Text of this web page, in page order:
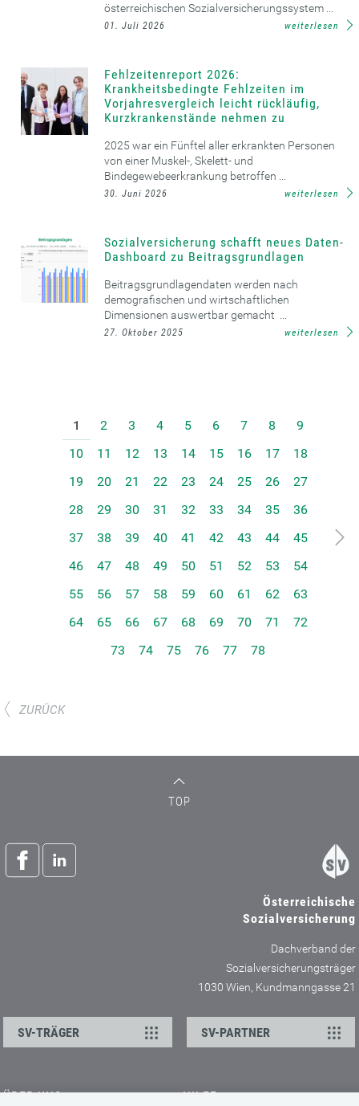
österreichischen Sozialversicherungssystem ...
01. Juli 2026 weiterlesen
Fehlzeitenreport 2026:
Krankheitsbedingte Fehlzeiten im
Vorjahresvergleich leicht rückläufig,
Kurzkrankenstände nehmen zu
2025 war ein Fünftel aller erkrankten Personen
von einer Muskel-, Skelett- und
Bindegewebeerkrankung betroffen ...
30. Juni 2026 weiterlesen
Sozialversicherung schafft neues Daten-
Dashboard zu Beitragsgrundlagen
Beitragsgrundlagendaten werden nach
demografischen und wirtschaftlichen
Dimensionen auswertbar gemacht ...
27. Oktober 2025 weiterlesen
1 2 3 4 5 6 7 8
9
10
11 12 13 14 15 16 17
18
19
20 21 22 23 24 25 26
27
28
29 30 31 32 33 34 35
36
37
38 39 40 41 42 43 44
45
46
47 48 49 50 51 52 53
54
55
56 57 58 59 60 61 62
63
64
65 66 67 68 69 70 71
72
73
74 75 76 77 78
ZURÜCK
TOP
Österreichische
Sozialversicherung
Dachverband der
Sozialversicherungsträger
1030 Wien, Kundmanngasse 21
SV-TRÄGER SV-PARTNER
ÜBER UNS HILFE